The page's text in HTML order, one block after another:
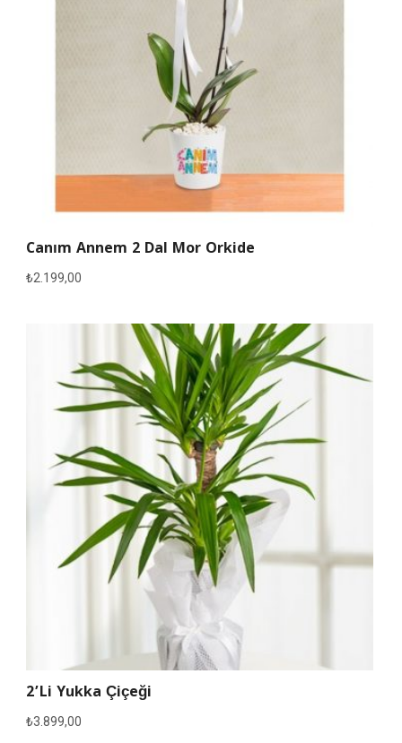
Canım Annem 2 Dal Mor Orkide
₺2.199,00
2’li Yukka Çiçeği
₺3.899,00